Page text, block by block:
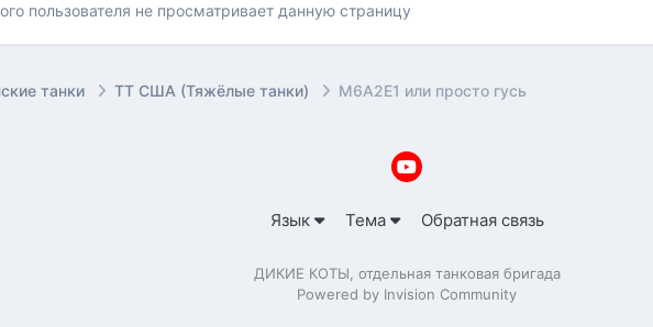
пользователя не просматривает данную страницу
танки ТТ США (Тяжёлые танки) M6A2E1 или просто гусь
Язык Тема Обратная связь
ДИКИЕ КОТЫ, отдельная танковая бригада
Powered by Invision Community